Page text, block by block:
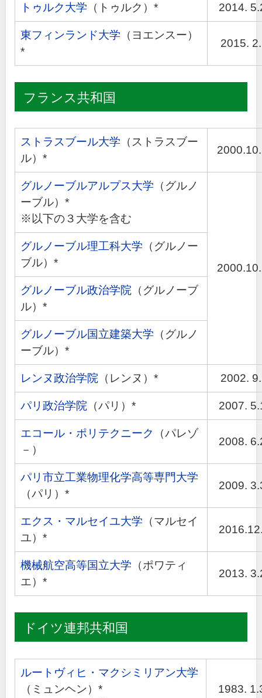
トゥルク大学 （トゥルク）* 2014.
東フィンランド大学 （ヨエンスー）
*
2015.
フランス共和国
ストラスブール大学 （ストラスブー
ル）*
グルノーブルアルプス大学 （グルノ
ーブル）*
※以下の３大学を含む
グルノーブル理工科大学 （グルノー
ブル）*
グルノーブル政治学院 （グルノーブ
ル）*
グルノーブル国立建築大学 （グルノ
ーブル）*
レンヌ政治学院 （レンヌ）* 2002.
パリ政治学院 （パリ）* 2007.
エコール・ポリテクニーク
（パレゾ
－）
2008.
パリ市立工業物理化学高等専門大学
（パリ）*
2009.
エクス・マルセイユ大学 （マルセイ
ユ）*
機械航空高等国立大学 （ポワティ
エ）*
2013.
ドイツ連邦共和国
ルートヴィヒ・マクシミリアン大学
（ミュンヘン）*
1983.